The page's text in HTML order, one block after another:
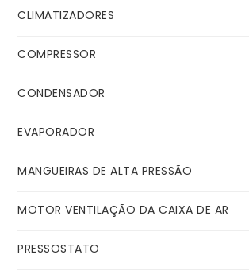
CLIMATIZADORES
COMPRESSOR
CONDENSADOR
EVAPORADOR
MANGUEIRAS DE ALTA PRESSÃO
MOTOR VENTILAÇÃO DA CAIXA DE AR
PRESSOSTATO